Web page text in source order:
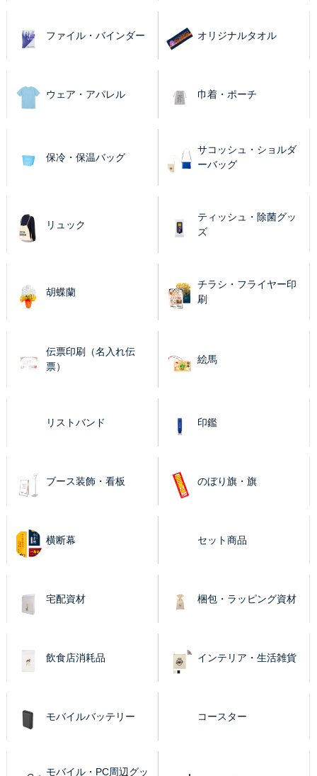
ファイル・バインダー オリジナルタオル
ウェア・アパレル 巾着・ポーチ
保冷・保温バッグ
サコッシュ・ショルダ
ーバッグ
リュック
ティッシュ・除菌グッ
ズ
胡蝶蘭
チラシ・フライヤー印
刷
伝票印刷（名入れ伝
票）
絵馬
リストバンド 印鑑
ブース装飾・看板 のぼり旗・旗
横断幕 セット商品
宅配資材 梱包・ラッピング資材
飲食店消耗品 インテリア・生活雑貨
モバイルバッテリー コースター
モバイル・PC周辺グッ